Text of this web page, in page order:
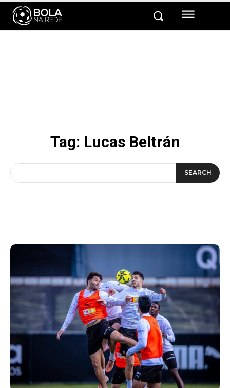
Tag: Lucas Beltrán
SEARCH